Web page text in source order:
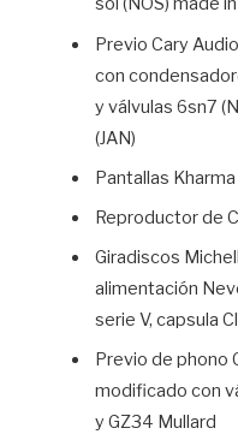
Previo Cary
con
y válvulas 6sn7
(JAN)
Pantallas
Reproductor de
Giradiscos
alimentación
serie V, capsula
Previo de phono
modificado con
y GZ34 Mullard